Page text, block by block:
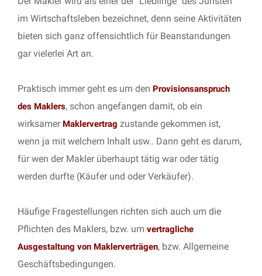
im Wirtschaftsleben bezeichnet, denn seine Aktivitäten
bieten sich ganz offensichtlich für Beanstandungen
gar vielerlei Art an.
Praktisch immer geht es um den Provisionsanspruch
des Maklers, schon angefangen damit, ob ein
wirksamer Maklervertrag zustande gekommen ist,
wenn ja mit welchem Inhalt usw.. Dann geht es darum,
für wen der Makler überhaupt tätig war oder tätig
werden durfte (Käufer und oder Verkäufer).
Häufige Fragestellungen richten sich auch um die
Pflichten des Maklers, bzw. um vertragliche
Ausgestaltung von Maklerverträgen, bzw. Allgemeine
Geschäftsbedingungen.